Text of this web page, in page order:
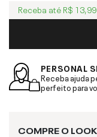
Receba até R$ 13,99
PERSONAL
Receba ajuda
perfeito para
COMPRE O LOOK